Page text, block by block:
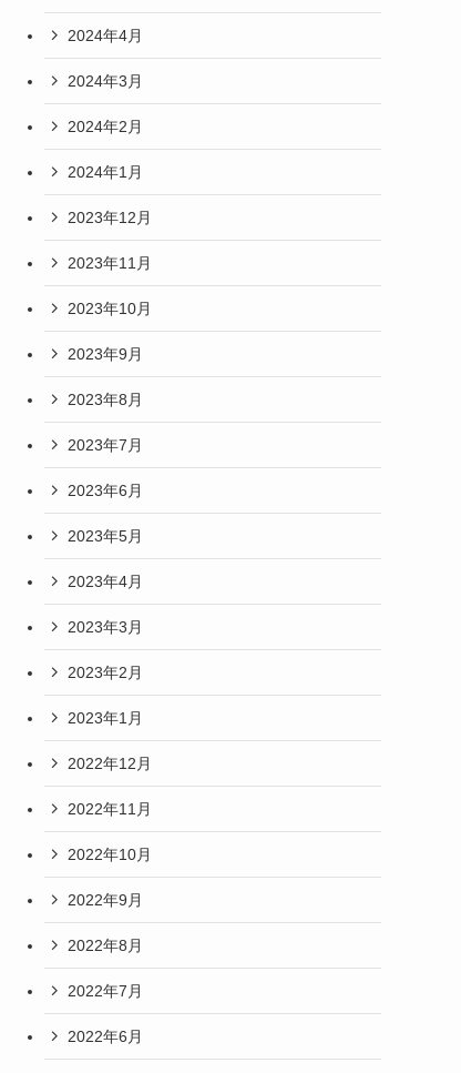
2024年4月
2024年3月
2024年2月
2024年1月
2023年12月
2023年11月
2023年10月
2023年9月
2023年8月
2023年7月
2023年6月
2023年5月
2023年4月
2023年3月
2023年2月
2023年1月
2022年12月
2022年11月
2022年10月
2022年9月
2022年8月
2022年7月
2022年6月